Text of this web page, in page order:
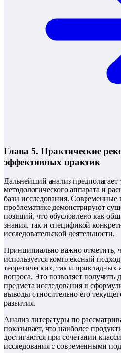
Глава 5. Практические
эффективных практик
Дальнейший анализ предполагает
методологического аппарата и
базы исследования. Современные
проблематике демонстрируют
позиций, что обусловлено как
знания, так и спецификой
исследовательской деятельности.
Принципиально важно отметить,
используется комплексный
теоретических, так и прикладных
вопроса. Это позволяет получить
предмета исследования и
выводы относительно его
развития.
Анализ литературы по
показывает, что наиболее
достигаются при сочетании
исследования с современными